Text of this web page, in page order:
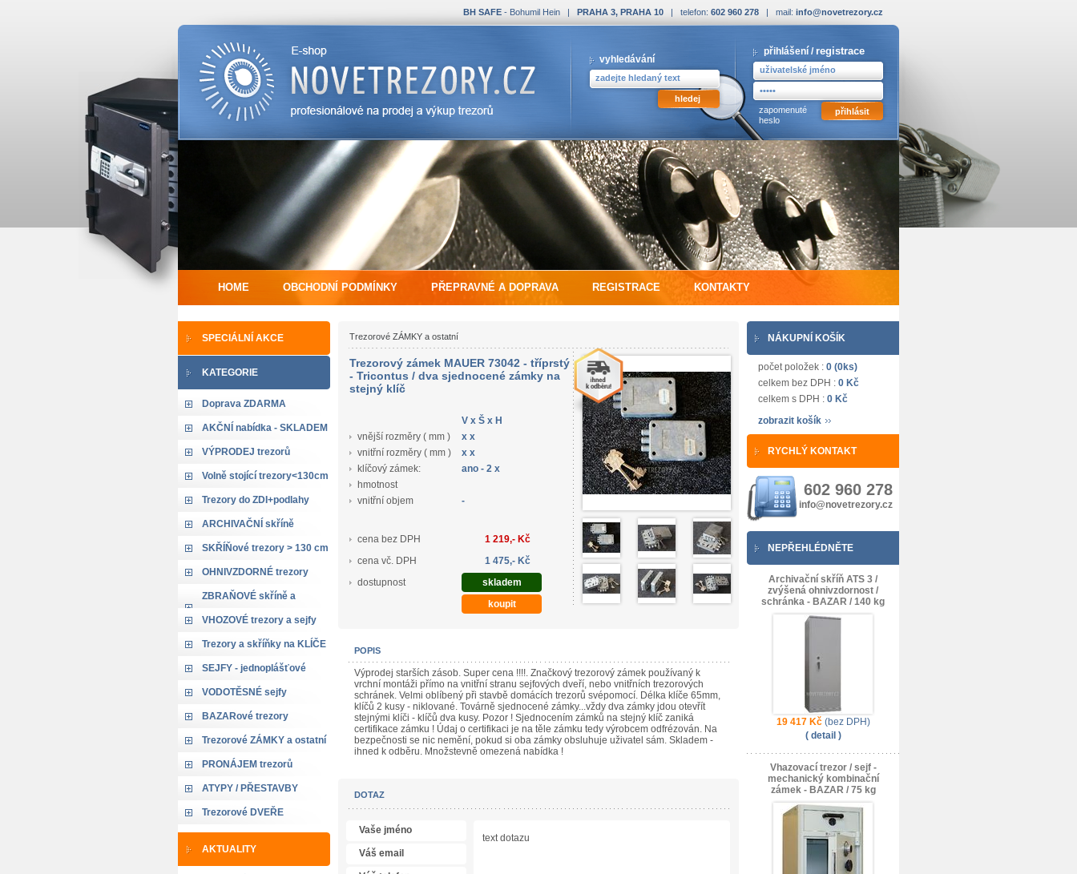
BH SAFE - Bohumil Hein | PRAHA 3, PRAHA 10 | telefon: 602 960 278 | mail: info@novetrezory.cz
vyhledávání
přihlášení / registrace
zapomenuté
heslo
HOME OBCHODNÍ PODMÍNKY PŘEPRAVNÉ A DOPRAVA REGISTRACE KONTAKTY
SPECIÁLNÍ AKCE
KATEGORIE
Doprava ZDARMA
AKČNÍ nabídka - SKLADEM
VÝPRODEJ trezorů
Volně stojící trezory<130cm
Trezory do ZDI+podlahy
ARCHIVAČNÍ skříně
SKŘÍŇové trezory > 130 cm
OHNIVZDORNÉ trezory
ZBRAŇOVÉ skříně a
trezory
VHOZOVÉ trezory a sejfy
Trezory a skříňky na KLÍČE
SEJFY - jednoplášťové
VODOTĚSNÉ sejfy
BAZARové trezory
Trezorové ZÁMKY a ostatní
PRONÁJEM trezorů
ATYPY / PŘESTAVBY
Trezorové DVEŘE
AKTUALITY
Trezorové ZÁMKY a ostatní
Trezorový zámek MAUER 73042 - tříprstý
- Tricontus / dva sjednocené zámky na
stejný klíč
V x Š x H
vnější rozměry ( mm )
x x
vnitřní rozměry ( mm )
x x
klíčový zámek:
ano - 2 x
hmotnost
vnitřní objem
-
cena bez DPH
1 219,- Kč
cena vč. DPH
1 475,- Kč
dostupnost
skladem
POPIS
Výprodej starších zásob. Super cena !!!!. Značkový trezorový zámek používaný k
vrchní montáži přímo na vnitřní stranu sejfových dveří, nebo vnitřních trezorových
schránek. Velmi oblíbený při stavbě domácích trezorů svépomocí. Délka klíče 65mm,
klíčů 2 kusy - niklované. Továrně sjednocené zámky...vždy dva zámky jdou otevřít
stejnými klíči - klíčů dva kusy. Pozor ! Sjednocením zámků na stejný klíč zaniká
certifikace zámku ! Údaj o certifikaci je na těle zámku tedy výrobcem odfrézován. Na
bezpečnosti se nic nemění, pokud si oba zámky obsluhuje uživatel sám. Skladem -
ihned k odběru. Množstevně omezená nabídka !
DOTAZ
NÁKUPNÍ KOŠÍK
počet položek : 0 (0ks)
celkem bez DPH : 0 Kč
celkem s DPH : 0 Kč
zobrazit košík
RYCHLÝ KONTAKT
602 960 278
info@novetrezory.cz
NEPŘEHLÉDNĚTE
Archivační skříň ATS 3 /
zvýšená ohnivzdornost /
schránka - BAZAR / 140 kg
19 417 Kč(bez DPH)
( detail )
Vhazovací trezor / sejf -
mechanický kombinační
zámek - BAZAR / 75 kg